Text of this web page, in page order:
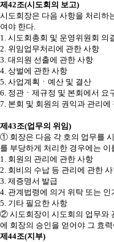
제 42조(시도회의 보고)
시도회장은 다음 사항을 처리하
여야 한다.
1. 시도회총회 및 운영위원회 의
2. 위임업무처리에 관한 사항
3. 대의원 선출에 관한 사항
4. 상벌에 관한 사항
5. 사업계획 ㆍ 예산 및 결산
6. 정관 ㆍ 제규정 및 본회에서 요
7. 본회 및 회원의 권익과 관리에
제 43조(업무의 위임 )
① 회장은 다음 각 호의 업무를
를 부당하게 처리한 경우에는 이
1. 회원의 관리에 관한 사항
2. 회비의 수납 등 관리에 관한
3. 제증명서 발급
4. 관계법령에 의거 위탁 또는
5. 기타 필요한 사항
② 시도회장이 시도회의 업무와
에 회장의 승인을 얻어야 그 효
제 44조(지부)